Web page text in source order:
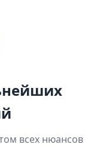
всех нюансов